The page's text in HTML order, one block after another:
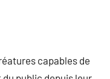
capables de